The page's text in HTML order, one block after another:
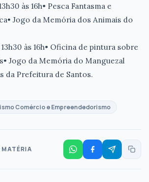
às 16h• Pesca Fantasma e
Jogo da Memória dos Animais do
às 16h• Oficina de pintura sobre
Jogo da Memória do Manguezal
da Prefeitura de Santos.
Comércio e Empreendedorismo